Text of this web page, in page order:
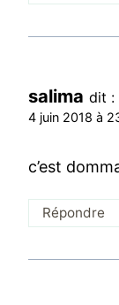
salima dit :
4 juin 2018 à
c’est
Répondre